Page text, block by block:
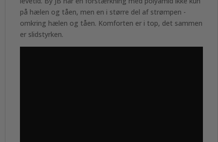
på hælen og tåen, men en i større del af strømpen -
omkring hælen og tåen. Komforten er i top, det sammen
er slidstyrken.